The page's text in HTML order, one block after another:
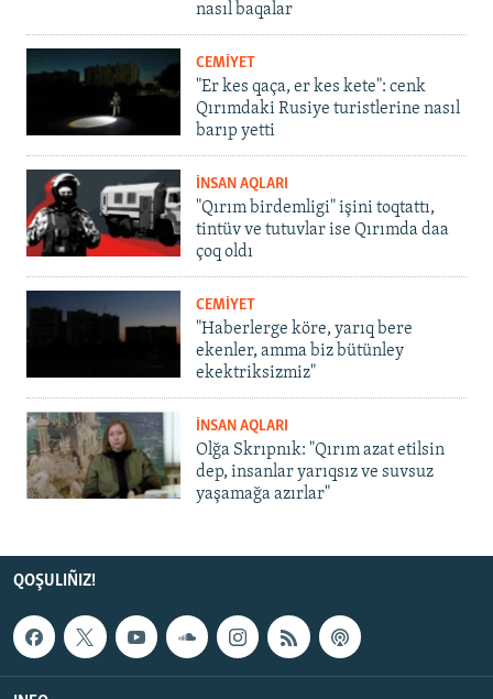
nasıl baqalar
CEMİYET
"Er kes qaça, er kes kete": cenk
Qırımdaki Rusiye turistlerine nasıl
barıp yetti
İNSAN AQLARI
"Qırım birdemligi" işini toqtattı,
tintüv ve tutuvlar ise Qırımda daa
çoq oldı
CEMİYET
"Haberlerge köre, yarıq bere
ekenler, amma biz bütünley
ekektriksizmiz"
İNSAN AQLARI
Olğa Skrıpnık: "Qırım azat etilsin
dep, insanlar yarıqsız ve suvsuz
yaşamağa azırlar"
QOŞULIÑIZ!